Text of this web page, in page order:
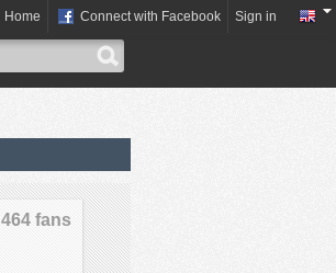
Home Connect with Facebook Sign in
464 fans